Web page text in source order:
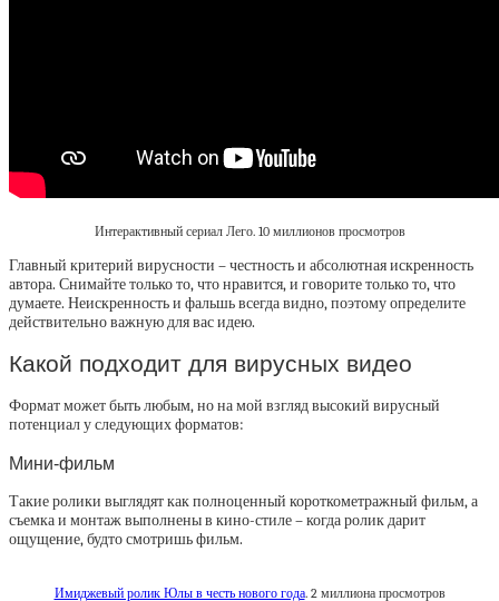
Интерактивный сериал Лего. 10 миллионов просмотров
Главный критерий вирусности – честность и абсолютная искренность
автора. Снимайте только то, что нравится, и говорите только то, что
думаете. Неискренность и фальшь всегда видно, поэтому определите
действительно важную для вас идею.
Какой подходит для вирусных видео
Формат может быть любым, но на мой взгляд высокий вирусный
потенциал у следующих форматов:
Мини-фильм
Такие ролики выглядят как полноценный короткометражный фильм, а
съемка и монтаж выполнены в кино-стиле – когда ролик дарит
ощущение, будто смотришь фильм.
Имиджевый ролик Юлы в честь нового года. 2 миллиона просмотров